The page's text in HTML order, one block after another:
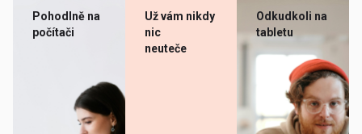
Pohodlně na
počítači
Už vám nikdy
nic
neuteče
Odkudkoli na
tabletu